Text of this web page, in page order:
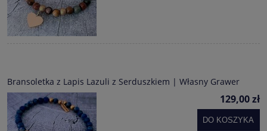
Bransoletka z Lapis Lazuli z Serduszkiem | Własny Grawer
129,00 zł
DO KOSZYKA